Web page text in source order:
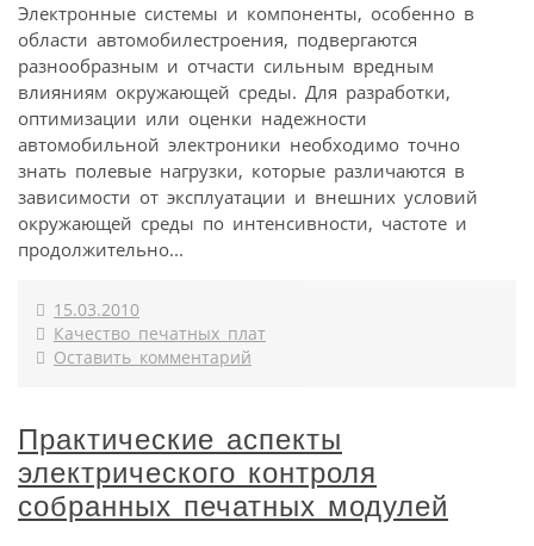
Электронные системы и компоненты, особенно в
области автомобилестроения, подвергаются
разнообразным и отчасти сильным вредным
влияниям окружающей среды. Для разработки,
оптимизации или оценки надежности
автомобильной электроники необходимо точно
знать полевые нагрузки, которые различаются в
зависимости от эксплуатации и внешних условий
окружающей среды по интенсивности, частоте и
продолжительно...
15.03.2010
Качество печатных плат
Оставить комментарий
Практические аспекты
электрического контроля
собранных печатных модулей